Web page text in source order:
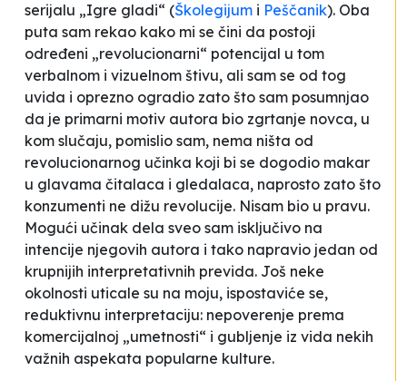
serijalu „Igre gladi“ (Školegijum i Peščanik). Oba
puta sam rekao kako mi se čini da postoji
određeni „revolucionarni“ potencijal u tom
verbalnom i vizuelnom štivu, ali sam se od tog
uvida i oprezno ogradio zato što sam posumnjao
da je primarni motiv autora bio zgrtanje novca, u
kom slučaju, pomislio sam, nema ništa od
revolucionarnog učinka koji bi se dogodio makar
u glavama čitalaca i gledalaca, naprosto zato što
konzumenti ne dižu revolucije. Nisam bio u pravu.
Mogući učinak dela sveo sam isključivo na
intencije njegovih autora i tako napravio jedan od
krupnijih interpretativnih previda. Još neke
okolnosti uticale su na moju, ispostaviće se,
reduktivnu interpretaciju: nepoverenje prema
komercijalnoj „umetnosti“ i gubljenje iz vida nekih
važnih aspekata popularne kulture.